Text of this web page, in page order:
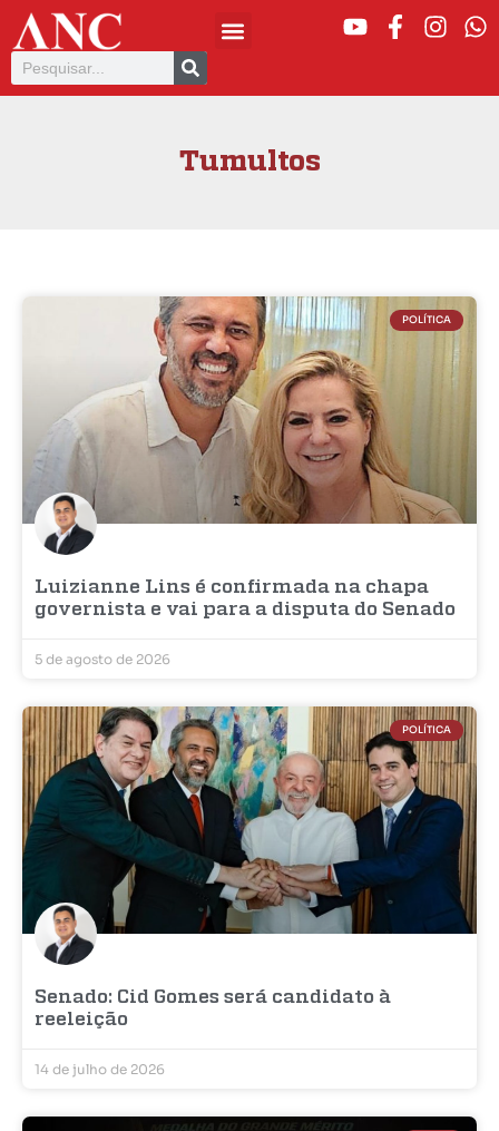
Tumultos
POLÍTICA
Luizianne Lins é confirmada na chapa
governista e vai para a disputa do Senado
5 de agosto de 2026
POLÍTICA
Senado: Cid Gomes será candidato à
reeleição
14 de julho de 2026